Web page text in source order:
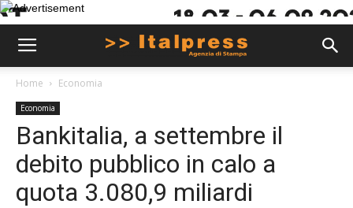
Home Economia
Economia
Bankitalia, a settembre il
debito pubblico in calo a
quota 3.080,9 miliardi